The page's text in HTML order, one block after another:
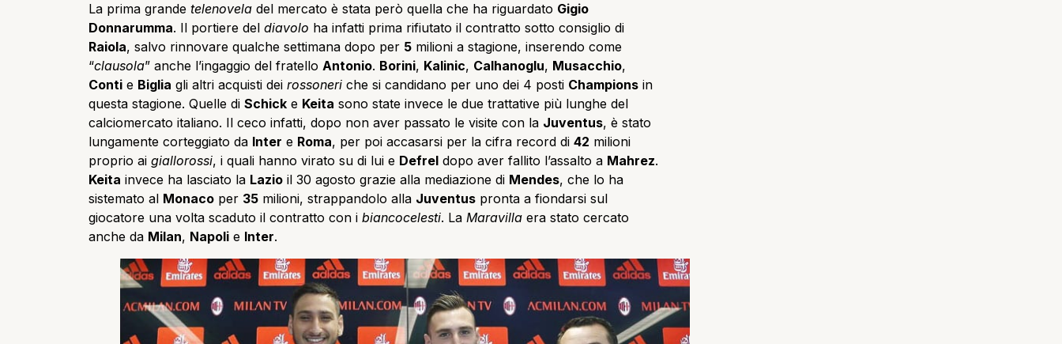
La prima grande telenovela del mercato è stata però quella che ha riguardato Gigio
Donnarumma. Il portiere del diavolo ha infatti prima rifiutato il contratto sotto consiglio di
Raiola, salvo rinnovare qualche settimana dopo per 5 milioni a stagione, inserendo come
“clausola” anche l’ingaggio del fratello Antonio. Borini, Kalinic, Calhanoglu, Musacchio,
Conti e Biglia gli altri acquisti dei rossoneri che si candidano per uno dei 4 posti Champions in
questa stagione. Quelle di Schick e Keita sono state invece le due trattative più lunghe del
calciomercato italiano. Il ceco infatti, dopo non aver passato le visite con la Juventus, è stato
lungamente corteggiato da Inter e Roma, per poi accasarsi per la cifra record di 42 milioni
proprio ai giallorossi, i quali hanno virato su di lui e Defrel dopo aver fallito l’assalto a Mahrez.
Keita invece ha lasciato la Lazio il 30 agosto grazie alla mediazione di Mendes, che lo ha
sistemato al Monaco per 35 milioni, strappandolo alla Juventus pronta a fiondarsi sul
giocatore una volta scaduto il contratto con i biancocelesti. La Maravilla era stato cercato
anche da Milan, Napoli e Inter.